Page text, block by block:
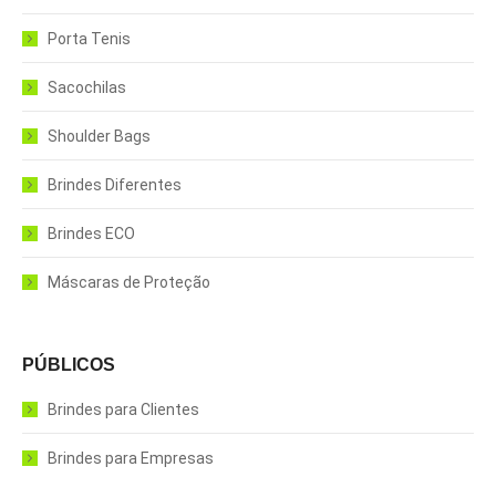
Porta Tenis
Sacochilas
Shoulder Bags
Brindes Diferentes
Brindes ECO
Máscaras de Proteção
PÚBLICOS
Brindes para Clientes
Brindes para Empresas